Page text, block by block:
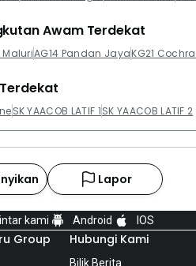
Awam Terdekat
MaluriAG14 Pandan JayaKG21
SK YAACOB LATIF 1SK YAACOB LATIF 2
Lapor
kami Android IOS
Group Hubungi Kami
Bilik Berita